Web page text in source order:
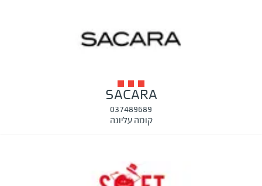
SACARA
037489689
קומה עליונה